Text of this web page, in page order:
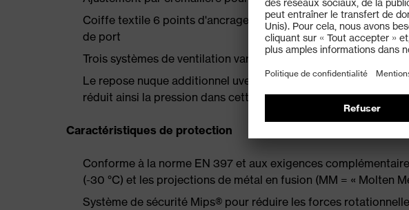
Coiffe textile 6 points d'ancrage garantissant un ajustement
de port
Trois systèmes de ventilation variables pour une aération
Le repose nuque additionnel uvex spiderneck augmente la
réduit ainsi la pression dans cette zone.
Caractéristiques de protection
Conforme à la norme EN 397 et aux exigences
(-30 °C) et les projections de métal en fusion (MM = « Molten
Système de sécurité Mips® pour réduire les forces